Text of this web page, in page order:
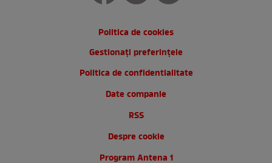
Politica de cookies
Gestionați preferințele
Politica de confidentialitate
Date companie
RSS
Despre cookie
Program Antena 1